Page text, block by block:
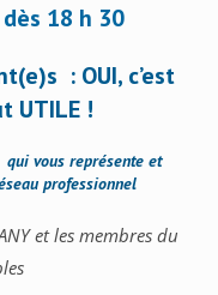
18 h 30
: OUI, c’est
UTILE !
qui vous représente et
professionnel
et les membres du